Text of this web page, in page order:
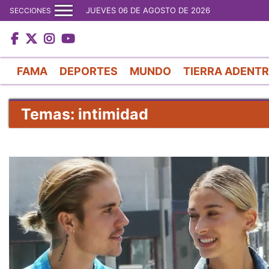
SECCIONES JUEVES 06 DE AGOSTO DE 2026
FAMA DEPORTES MUNDO TIERRA
Temas: intimidad